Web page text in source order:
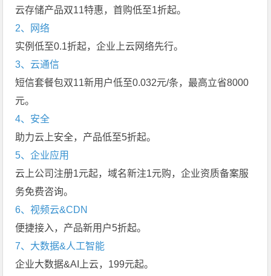
云存储产品双11特惠，首购低至1折起。
2、网络
实例低至0.1折起，企业上云网络先行。
3、云通信
短信套餐包双11新用户低至0.032元/条，最高立省8000
元。
4、安全
助力云上安全，产品低至5折起。
5、企业应用
云上公司注册1元起，域名新注1元购，企业资质备案服
务免费咨询。
6、视频云&CDN
便捷接入，产品新用户5折起。
7、大数据&人工智能
企业大数据&AI上云，199元起。